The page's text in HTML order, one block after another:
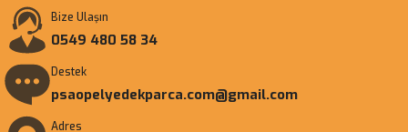
Bize Ulaşın
0549 480 58 34
Destek
psaopelyedekparca.com@gmail.com
Adres